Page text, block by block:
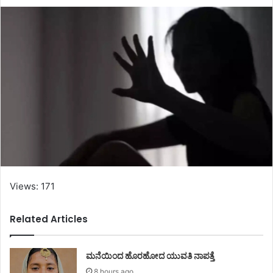
Views: 171
Related Articles
ಮನೆಯಿಂದ ಹೊರಹೋದ ಯುವತಿ ನಾಪತ್ತೆ